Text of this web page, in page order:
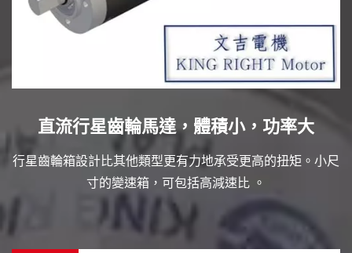
直流行星齒輪馬達，體積小，功率大
行星齒輪箱設計比其他類型更有力地承受更高的扭矩。小尺
寸的變速箱，可包括高減速比 。